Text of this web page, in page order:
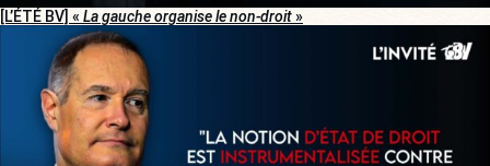
[L’ÉTÉ BV] « La gauche organise le non-droit»